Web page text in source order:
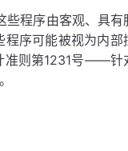
些程序由客观、具有
序可能被视为内部
准则第1231号——针